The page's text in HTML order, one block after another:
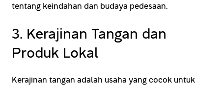
tentang keindahan dan budaya pedesaan.
3. Kerajinan Tangan dan
Produk Lokal
Kerajinan tangan adalah usaha yang cocok untuk